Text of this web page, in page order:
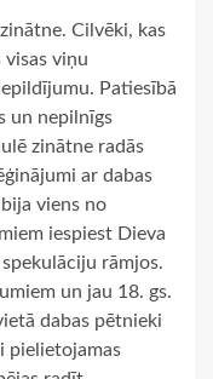
Cilvēki, kas
viņu
Patiesībā
un nepilnīgs
zinātne radās
ar dabas
viens no
iespiest Dieva
rāmjos.
un jau 18. gs.
dabas pētnieki
pielietojamas